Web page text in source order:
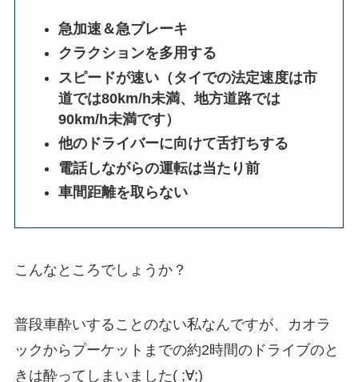
急加速＆急ブレーキ
クラクションを多用する
スピードが速い（タイでの法定速度は市
道では80km/h未満、地方道路では
90km/h未満です）
他のドライバーに向けて舌打ちする
電話しながらの運転は当たり前
車間距離を取らない
こんなところでしょうか？
普段車酔いすることのない私なんですが、カオラ
ックからプーケットまでの約2時間のドライブのと
きは酔ってしまいました( ;∀;)